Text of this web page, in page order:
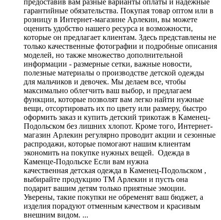
предоставив вам разные варианты оплаты и надежные
гарантийные обязательства. Покупая товар оптом или в
розницу в Интернет-магазине Арлекин, вы можете
оценить удобство нашего ресурса и возможности,
которые он предлагает клиентам. Здесь представлены не
только качественные фотографии и подробные описания
моделей, но также множество дополнительной
информации - размерные сетки, важные новости,
полезные материалы о производстве детской одежды
для мальчиков и девочек. Мы делаем все, чтобы
максимально облегчить ваш выбор, и предлагаем
функции, которые позволят вам легко найти нужные
вещи, отсортировать их по цвету или размеру, быстро
оформить заказ и купить детский трикотаж в Каменец-
Подольском без лишних хлопот. Кроме того, Интернет-
магазин Арлекин регулярно проводит акции и сезонные
распродажи, которые помогают нашим клиентам
экономить на покупке нужных вещей. Одежда в
Каменце-Подольске Если вам нужна
качественная детская одежда в Каменец-Подольском ,
выбирайте продукцию ТМ Арлекин и пусть она
подарит вашим детям только приятные эмоции.
Уверены, такие покупки не обременят ваш бюджет, а
изделия порадуют отменным качеством и красивым
внешним видом. ...